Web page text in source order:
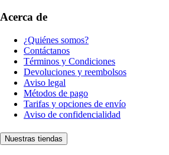
Acerca de
¿Quiénes somos?
Contáctanos
Términos y Condiciones
Devoluciones y reembolsos
Aviso legal
Métodos de pago
Tarifas y opciones de envío
Aviso de confidencialidad
Nuestras tiendas